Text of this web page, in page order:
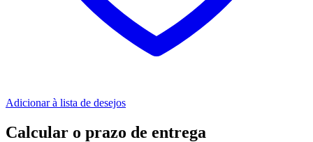
Adicionar à lista de desejos
Calcular o prazo de entrega